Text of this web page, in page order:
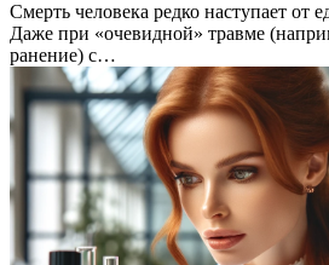
Смерть человека редко наступает от
Даже при «очевидной» травме
ранение) с…